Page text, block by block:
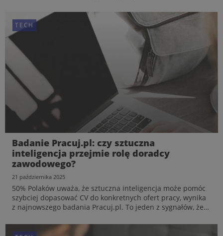
na kluczowych kompetencjach technicznych i sztucznej...
TECH
Rynek pracy IT w Polsce w 2025 roku –
wyczekiwane odbicie i popyt na seniorów
5 lutego 2026
W 2025 roku polska branża technologiczna zaczęła
odrabiać straty po okresie spowolnienia, notując pierwszy
od trzech lat wzrost liczby ofert pracy. Odbicie to ma
na kluczowych kompetencjach technicznych i sztucznej...
TECH
Badanie Pracuj.pl: czy sztuczna
inteligencja przejmie rolę doradcy
zawodowego?
21 października 2025
50% Polaków uważa, że sztuczna inteligencja może pomóc
szybciej dopasować CV do konkretnych ofert pracy, wynika
z najnowszego badania Pracuj.pl. To jeden z sygnałów, że
40% respondentów ma etyczne wątpliwości wobe...